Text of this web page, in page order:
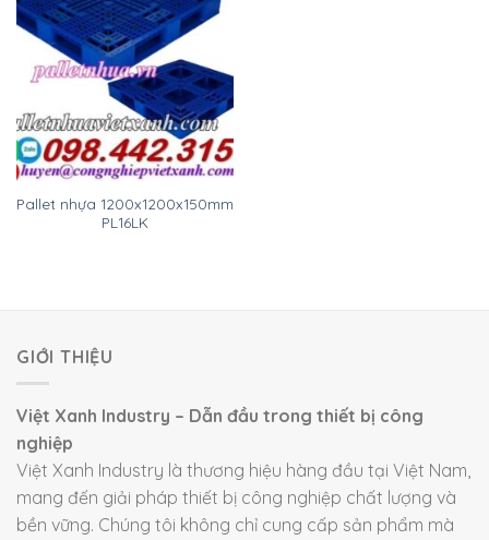
Pallet nhựa 1200x1200x150mm
PL16LK
GIỚI THIỆU
Việt Xanh Industry – Dẫn đầu trong thiết bị công
nghiệp
Việt Xanh Industry là thương hiệu hàng đầu tại Việt Nam,
mang đến giải pháp thiết bị công nghiệp chất lượng và
bền vững. Chúng tôi không chỉ cung cấp sản phẩm mà